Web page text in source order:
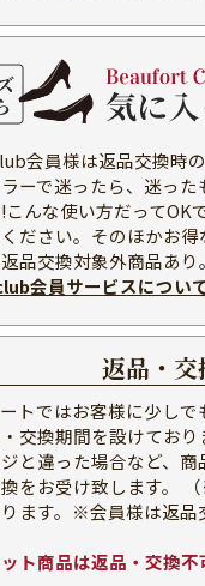
会員様は返品交換時の
ーで迷ったら、迷っ
んな使い方だってOK
ださい。そのほかお
品交換対象外商品あり。
会員サービスについ
返品・
トではお客様に少し
交換期間を設けてお
と違った場合など、
をお受け致します。
ます。※会員様は返品
ト商品は返品・交換不